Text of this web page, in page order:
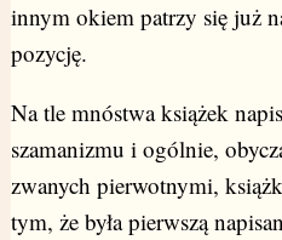
innym okiem patrzy się już
pozycję.
Na tle mnóstwa książek
szamanizmu i ogólnie,
zwanych pierwotnymi,
tym, że była pierwszą